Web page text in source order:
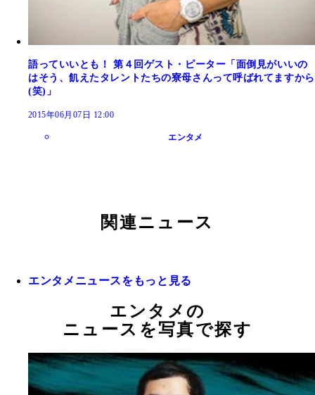
語っていいとも！ 第４回ゲスト・ピーター「面倒見がいいの
はそう、飢えたタレントたちの寮母さんって呼ばれてますから
(笑)」
2015年06月07日 12:00
エンタメ
関連ニュース
エンタメニュースをもっと見る
エンタメの
ニュースを写真で探す